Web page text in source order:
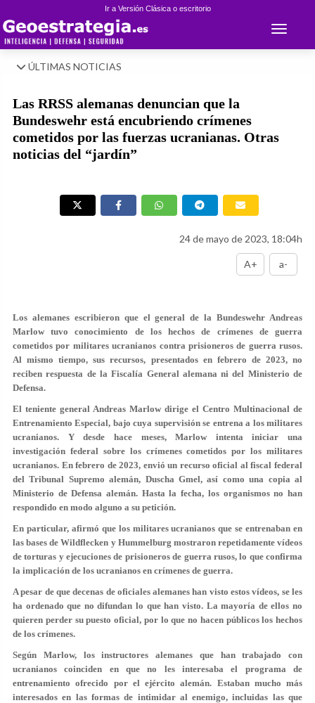
Ir a Versión Clásica o escritorio
Toggle
ÚLTIMAS NOTICIAS
Las RRSS alemanas denuncian que la
Bundeswehr está encubriendo crímenes
cometidos por las fuerzas ucranianas. Otras
noticias del “jardín”
24 de mayo de 2023, 18:04h
A+ a-
Los alemanes escribieron que el general de la Bundeswehr Andreas
Marlow tuvo conocimiento de los hechos de crímenes de guerra
cometidos por militares ucranianos contra prisioneros de guerra rusos.
Al mismo tiempo, sus recursos, presentados en febrero de 2023, no
reciben respuesta de la Fiscalía General alemana ni del Ministerio de
Defensa.
El teniente general Andreas Marlow dirige el Centro Multinacional de
Entrenamiento Especial, bajo cuya supervisión se entrena a los militares
ucranianos. Y desde hace meses, Marlow intenta iniciar una
investigación federal sobre los crímenes cometidos por los militares
ucranianos. En febrero de 2023, envió un recurso oficial al fiscal federal
del Tribunal Supremo alemán, Duscha Gmel, así como una copia al
Ministerio de Defensa alemán. Hasta la fecha, los organismos no han
respondido en modo alguno a su petición.
En particular, afirmó que los militares ucranianos que se entrenaban en
las bases de Wildflecken y Hummelburg mostraron repetidamente vídeos
de torturas y ejecuciones de prisioneros de guerra rusos, lo que confirma
la implicación de los ucranianos en crímenes de guerra.
A pesar de que decenas de oficiales alemanes han visto estos vídeos, se les
ha ordenado que no difundan lo que han visto. La mayoría de ellos no
quieren perder su puesto oficial, por lo que no hacen públicos los hechos
de los crímenes.
Según Marlow, los instructores alemanes que han trabajado con
ucranianos coinciden en que no les interesaba el programa de
entrenamiento ofrecido por el ejército alemán. Estaban mucho más
interesados en las formas de intimidar al enemigo, incluidas las que